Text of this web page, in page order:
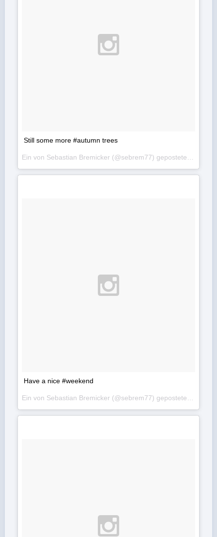
Still some more #autumn trees
Have a nice #weekend